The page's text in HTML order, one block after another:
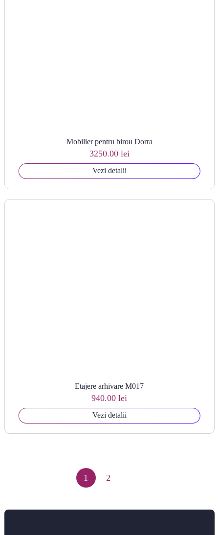
Mobilier pentru birou Dorra
3250.00 lei
Vezi detalii
Etajere arhivare M017
940.00 lei
Vezi detalii
1 2